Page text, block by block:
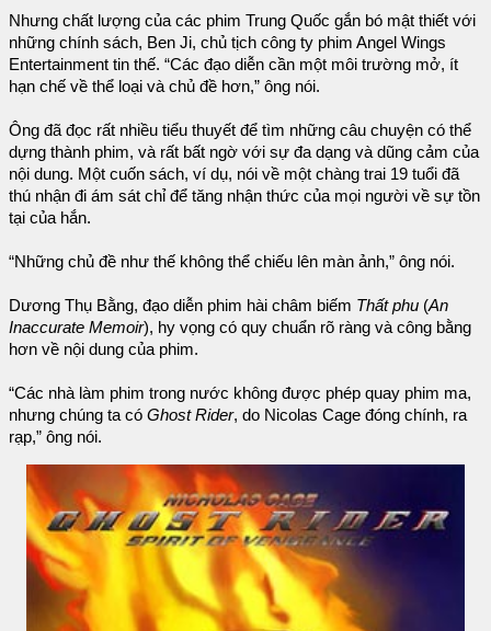
Nhưng chất lượng của các phim Trung Quốc gắn bó mật thiết với
những chính sách, Ben Ji, chủ tịch công ty phim Angel Wings
Entertainment tin thế. “Các đạo diễn cần một môi trường mở, ít
hạn chế về thể loại và chủ đề hơn,” ông nói.
Ông đã đọc rất nhiều tiểu thuyết để tìm những câu chuyện có thể
dựng thành phim, và rất bất ngờ với sự đa dạng và dũng cảm của
nội dung. Một cuốn sách, ví dụ, nói về một chàng trai 19 tuổi đã
thú nhận đi ám sát chỉ để tăng nhận thức của mọi người về sự tồn
tại của hắn.
“Những chủ đề như thế không thể chiếu lên màn ảnh,” ông nói.
Dương Thụ Bằng, đạo diễn phim hài châm biếm Thất phu (An
Inaccurate Memoir), hy vọng có quy chuẩn rõ ràng và công bằng
hơn về nội dung của phim.
“Các nhà làm phim trong nước không được phép quay phim ma,
nhưng chúng ta có Ghost Rider, do Nicolas Cage đóng chính, ra
rạp,” ông nói.